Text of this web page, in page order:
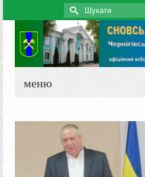
Search
for:
меню